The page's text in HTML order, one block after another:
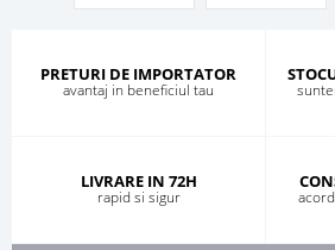
PRETURI DE IMPORTATOR
avantaj in beneficiul tau
LIVRARE IN 72H
rapid si sigur